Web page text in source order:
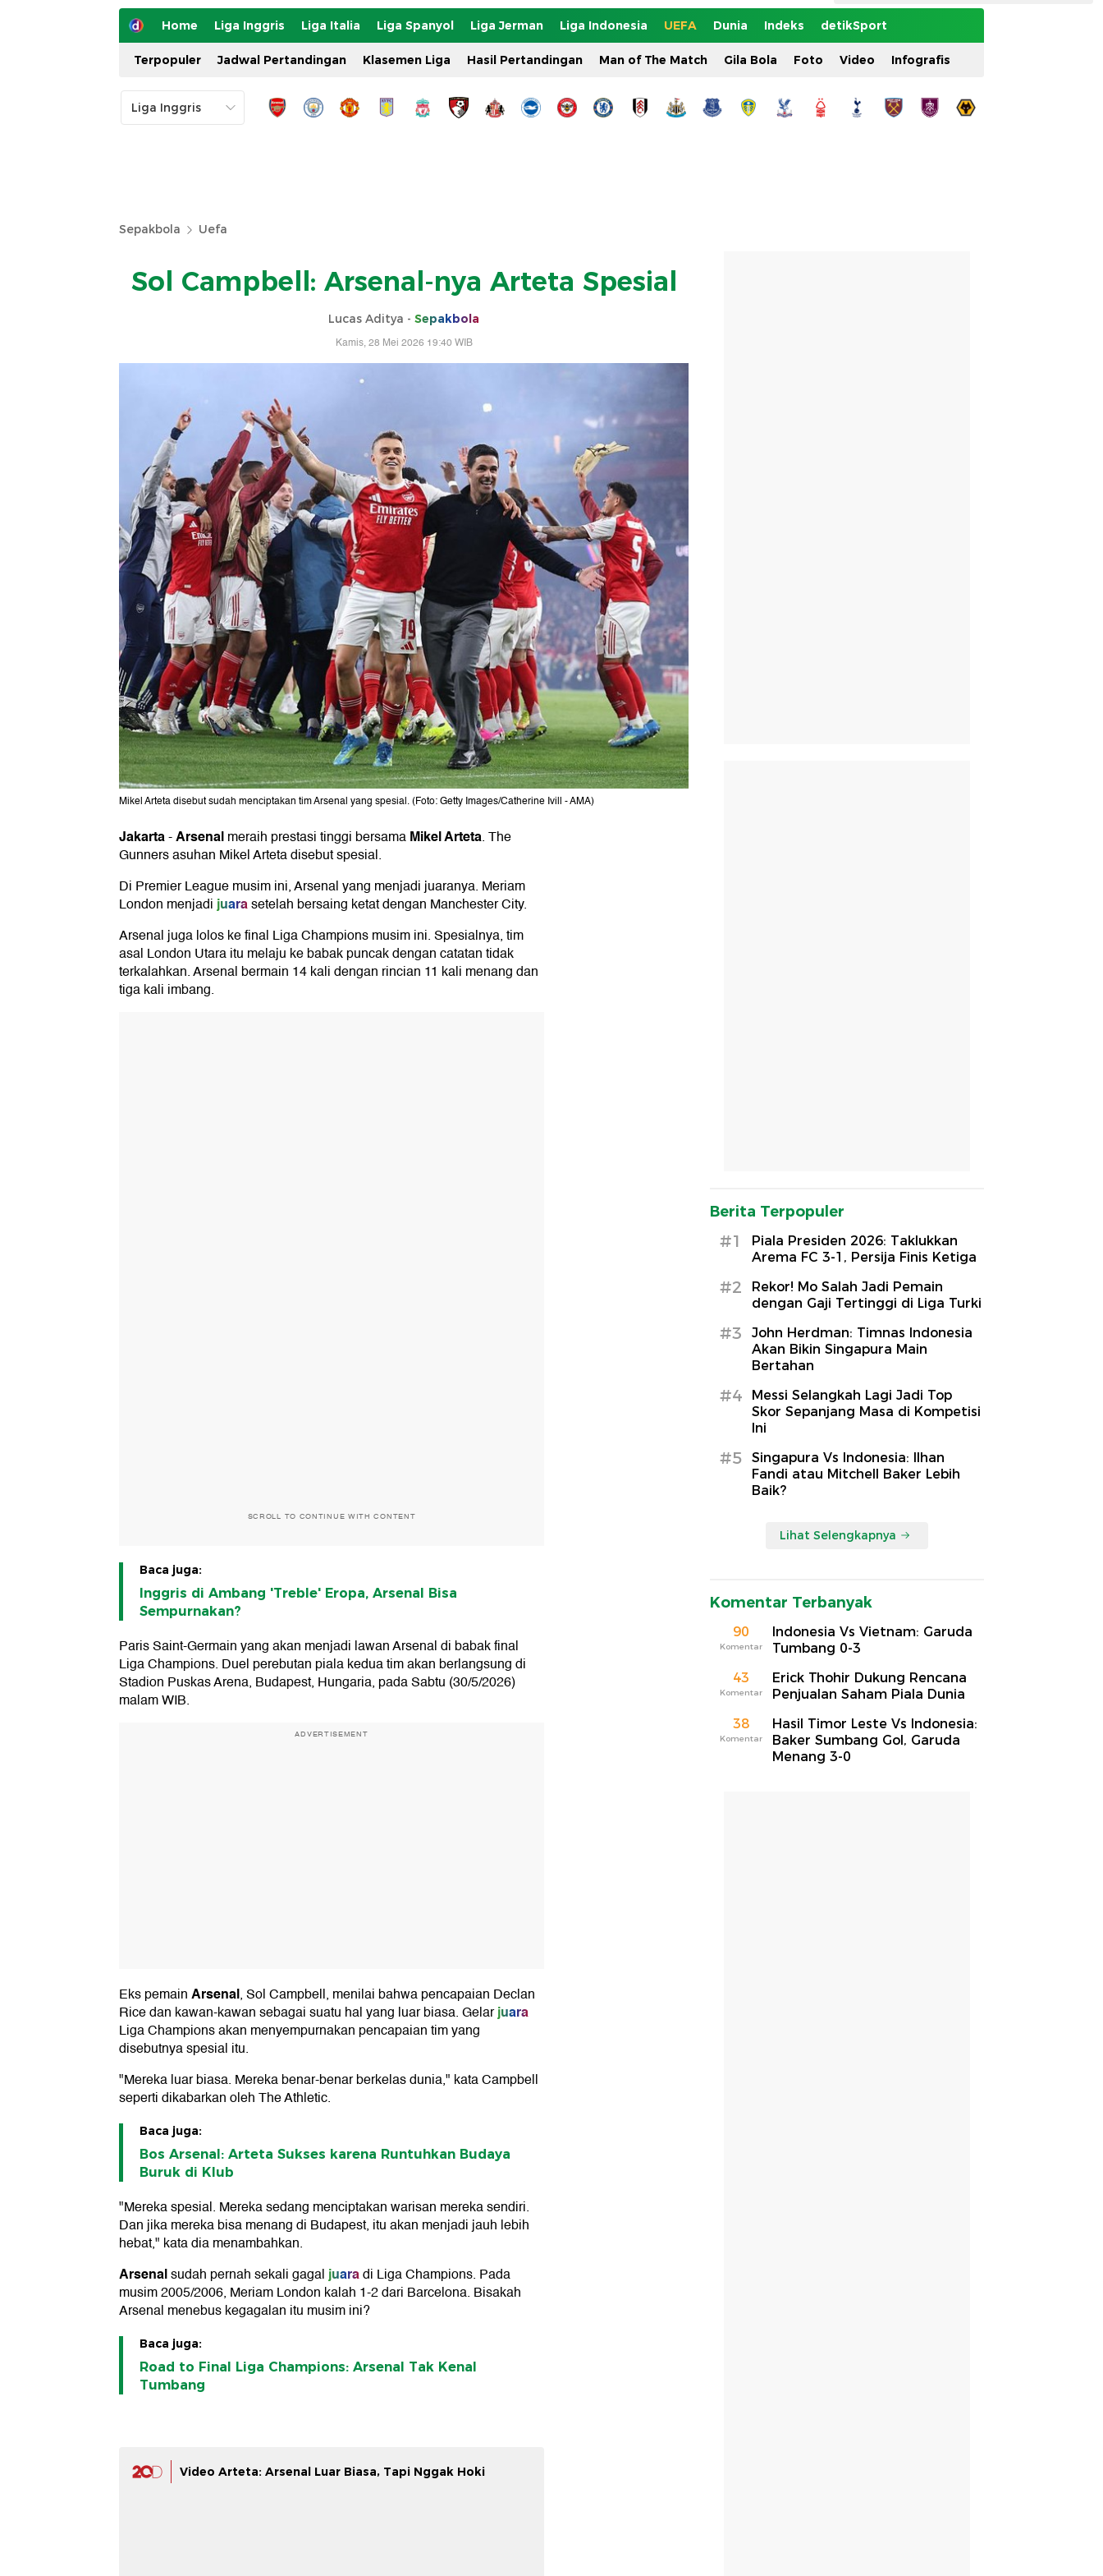
Home Liga Inggris Liga Italia Liga Spanyol Liga Jerman Liga Indonesia UEFA Dunia Indeks detikSport
Terpopuler Jadwal Pertandingan Klasemen Liga Hasil Pertandingan Man of The Match Gila Bola Foto Video Infografis
Sepakbola Uefa
Sol Campbell: Arsenal-nya Arteta Spesial
Lucas Aditya - Sepakbola
Kamis, 28 Mei 2026 19:40 WIB
Mikel Arteta disebut sudah menciptakan tim Arsenal yang spesial. (Foto: Getty Images/Catherine Ivill - AMA)
Jakarta-Arsenalmeraih prestasi tinggi bersamaMikel Arteta. The
Gunners asuhan Mikel Arteta disebut spesial.
Di Premier League musim ini, Arsenal yang menjadi juaranya. Meriam
London menjadijuarasetelah bersaing ketat dengan Manchester City.
Arsenal juga lolos ke final Liga Champions musim ini. Spesialnya, tim
asal London Utara itu melaju ke babak puncak dengan catatan tidak
terkalahkan. Arsenal bermain 14 kali dengan rincian 11 kali menang dan
tiga kali imbang.
SCROLL TO CONTINUE WITH CONTENT
Baca juga:
Inggris di Ambang 'Treble' Eropa, Arsenal Bisa
Sempurnakan?
Paris Saint-Germain yang akan menjadi lawan Arsenal di babak final
Liga Champions. Duel perebutan piala kedua tim akan berlangsung di
Stadion Puskas Arena, Budapest, Hungaria, pada Sabtu (30/5/2026)
malam WIB.
ADVERTISEMENT
Eks pemainArsenal, Sol Campbell, menilai bahwa pencapaian Declan
Rice dan kawan-kawan sebagai suatu hal yang luar biasa. Gelarjuara
Liga Champions akan menyempurnakan pencapaian tim yang
disebutnya spesial itu.
"Mereka luar biasa. Mereka benar-benar berkelas dunia," kata Campbell
seperti dikabarkan oleh The Athletic.
Baca juga:
Bos Arsenal: Arteta Sukses karena Runtuhkan Budaya
Buruk di Klub
"Mereka spesial. Mereka sedang menciptakan warisan mereka sendiri.
Dan jika mereka bisa menang di Budapest, itu akan menjadi jauh lebih
hebat," kata dia menambahkan.
Arsenalsudah pernah sekali gagaljuaradi Liga Champions. Pada
musim 2005/2006, Meriam London kalah 1-2 dari Barcelona. Bisakah
Arsenal menebus kegagalan itu musim ini?
Baca juga:
Road to Final Liga Champions: Arsenal Tak Kenal
Tumbang
Video Arteta: Arsenal Luar Biasa, Tapi Nggak Hoki
Berita Terpopuler
#1
Piala Presiden 2026: Taklukkan
Arema FC 3-1, Persija Finis Ketiga
#2
Rekor! Mo Salah Jadi Pemain
dengan Gaji Tertinggi di Liga Turki
#3
John Herdman: Timnas Indonesia
Akan Bikin Singapura Main
Bertahan
#4
Messi Selangkah Lagi Jadi Top
Skor Sepanjang Masa di Kompetisi
Ini
#5
Singapura Vs Indonesia: Ilhan
Fandi atau Mitchell Baker Lebih
Baik?
Lihat Selengkapnya
Komentar Terbanyak
90
Komentar
Indonesia Vs Vietnam: Garuda
Tumbang 0-3
43
Komentar
Erick Thohir Dukung Rencana
Penjualan Saham Piala Dunia
38
Komentar
Hasil Timor Leste Vs Indonesia:
Baker Sumbang Gol, Garuda
Menang 3-0